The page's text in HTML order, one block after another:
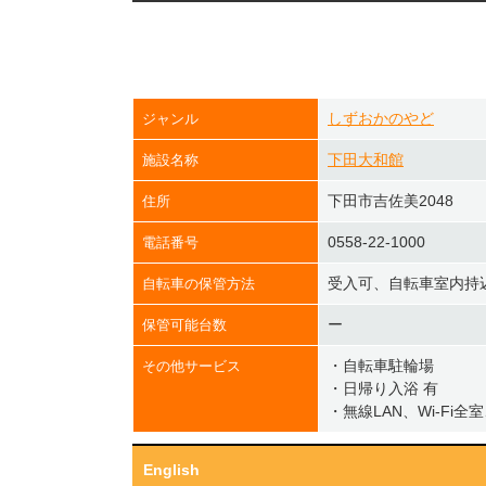
ジャンル しずおかのやど
施設名称 下田大和館
住所 下田市吉佐美2048
電話番号 0558-22-1000
自転車の保管方法 受入可、自転車室内持
保管可能台数 ー
その他サービス
・自転車駐輪場
・日帰り入浴 有
・無線LAN、Wi-Fi全
English